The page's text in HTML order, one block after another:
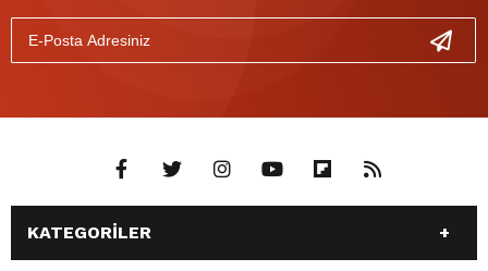
KATEGORİLER